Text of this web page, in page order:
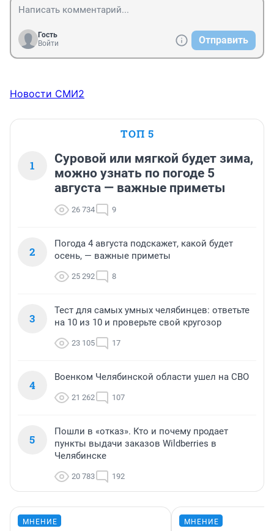
Гость
Войти
Отправить
Новости СМИ2
ТОП 5
1
Суровой или мягкой будет зима,
можно узнать по погоде 5
августа — важные приметы
26 734 9
2
Погода 4 августа подскажет, какой будет
осень, — важные приметы
25 292 8
3
Тест для самых умных челябинцев: ответьте
на 10 из 10 и проверьте свой кругозор
23 105 17
4
Военком Челябинской области ушел на СВО
21 262 107
5
Пошли в «отказ». Кто и почему продает
пункты выдачи заказов Wildberries в
Челябинске
20 783 192
МНЕНИЕ МНЕНИЕ